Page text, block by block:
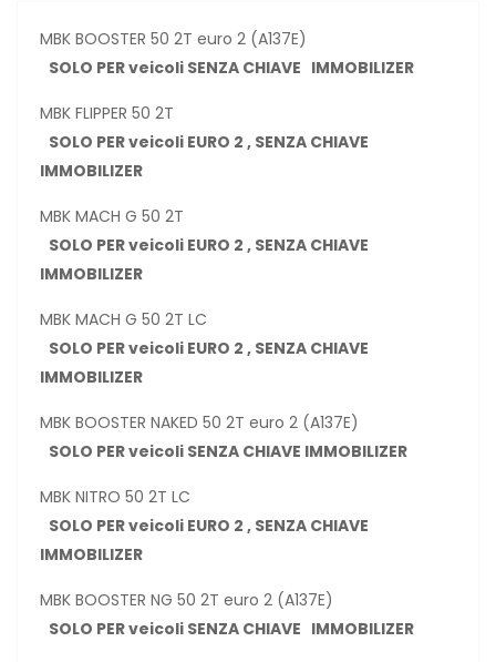
MBK BOOSTER 50 2T euro 2 (A137E)
SOLO PER veicoli SENZA CHIAVE IMMOBILIZER
MBK FLIPPER 50 2T
SOLO PER veicoli EURO 2 , SENZA CHIAVE
IMMOBILIZER
MBK MACH G 50 2T
SOLO PER veicoli EURO 2 , SENZA CHIAVE
IMMOBILIZER
MBK MACH G 50 2T LC
SOLO PER veicoli EURO 2 , SENZA CHIAVE
IMMOBILIZER
MBK BOOSTER NAKED 50 2T euro 2 (A137E)
SOLO PER veicoli SENZA CHIAVE IMMOBILIZER
MBK NITRO 50 2T LC
SOLO PER veicoli EURO 2 , SENZA CHIAVE
IMMOBILIZER
MBK BOOSTER NG 50 2T euro 2 (A137E)
SOLO PER veicoli SENZA CHIAVE IMMOBILIZER